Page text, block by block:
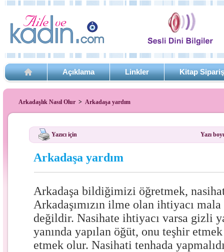
Açıklama Linkler Kitap
Arkadaşlık Nasıl Olur > Arkadaşa yardım
Yazıcı için Yazı
Arkadaşa yardım
Arkadaşa bildiğimizi öğretmek,
Arkadaşımızın ilme olan ihtiyacı
değildir. Nasihate ihtiyacı varsa gizli
yanında yapılan öğüt, onu teşhir
etmek olur. Nasihati tenhada